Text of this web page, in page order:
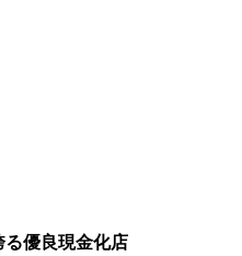
る優良現金化店